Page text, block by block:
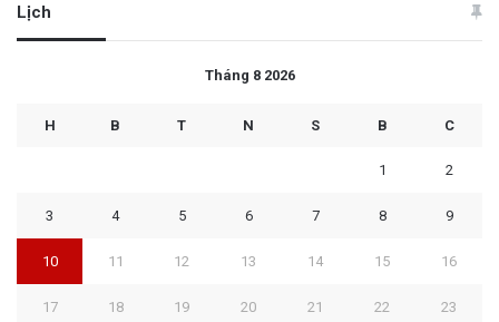
Lịch
Tháng 8 2026
H B T N S B C
1 2
3 4 5 6 7 8 9
10 11 12 13 14 15 16
17 18 19 20 21 22 23